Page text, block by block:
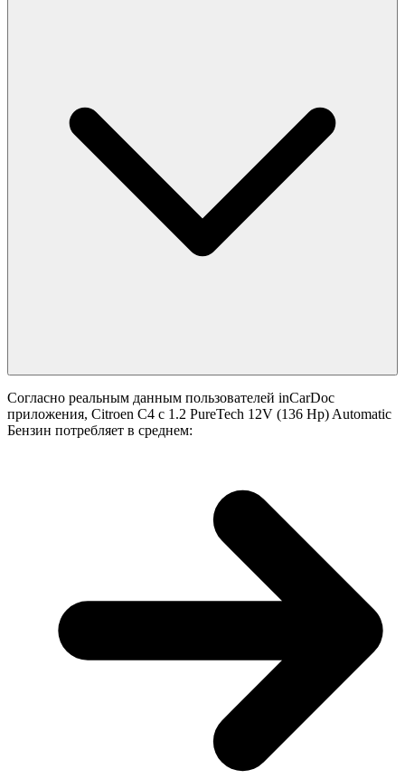
Согласно реальным данным пользователей inCarDoc
приложения, Citroen C4 с 1.2 PureTech 12V (136 Hp) Automatic
Бензин потребляет в среднем: